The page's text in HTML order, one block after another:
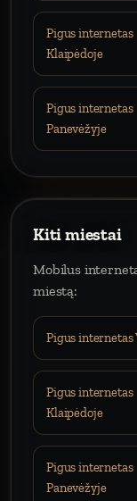
Pigus internetas
Klaipėdoje
Pigus internetas
Panevėžyje
Kiti miestai
Mobilus
miestą:
Pigus
Pigus internetas
Klaipėdoje
Pigus internetas
Panevėžyje